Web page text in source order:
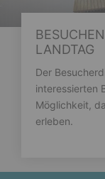
LANDTAG
Der
interessierten
Möglichkeit,
erleben.